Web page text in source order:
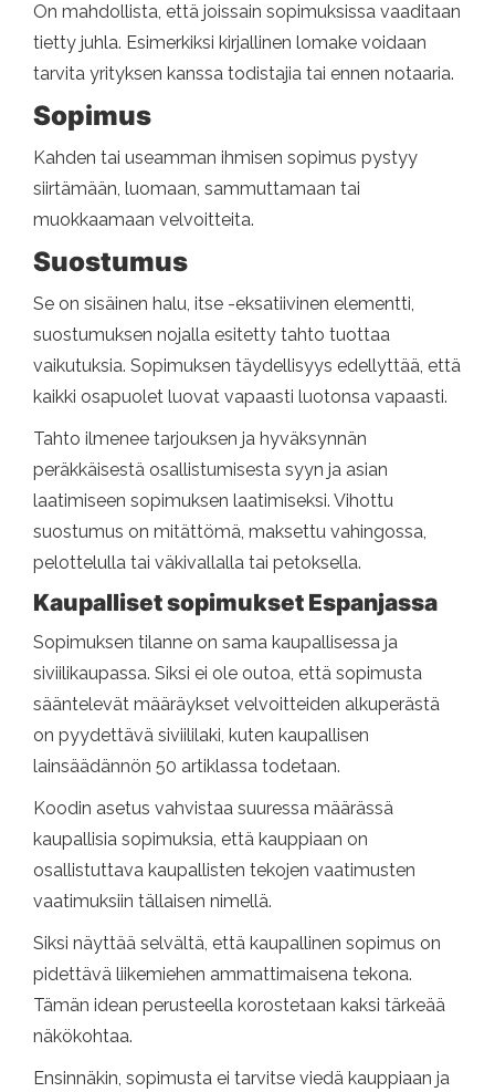
On mahdollista, että joissain sopimuksissa vaaditaan
tietty juhla. Esimerkiksi kirjallinen lomake voidaan
tarvita yrityksen kanssa todistajia tai ennen notaaria.
Sopimus
Kahden tai useamman ihmisen sopimus pystyy
siirtämään, luomaan, sammuttamaan tai
muokkaamaan velvoitteita.
Suostumus
Se on sisäinen halu, itse -eksatiivinen elementti,
suostumuksen nojalla esitetty tahto tuottaa
vaikutuksia. Sopimuksen täydellisyys edellyttää, että
kaikki osapuolet luovat vapaasti luotonsa vapaasti.
Tahto ilmenee tarjouksen ja hyväksynnän
peräkkäisestä osallistumisesta syyn ja asian
laatimiseen sopimuksen laatimiseksi. Vihottu
suostumus on mitättömä, maksettu vahingossa,
pelottelulla tai väkivallalla tai petoksella.
Kaupalliset sopimukset Espanjassa
Sopimuksen tilanne on sama kaupallisessa ja
siviilikaupassa. Siksi ei ole outoa, että sopimusta
sääntelevät määräykset velvoitteiden alkuperästä
on pyydettävä siviililaki, kuten kaupallisen
lainsäädännön 50 artiklassa todetaan.
Koodin asetus vahvistaa suuressa määrässä
kaupallisia sopimuksia, että kauppiaan on
osallistuttava kaupallisten tekojen vaatimusten
vaatimuksiin tällaisen nimellä.
Siksi näyttää selvältä, että kaupallinen sopimus on
pidettävä liikemiehen ammattimaisena tekona.
Tämän idean perusteella korostetaan kaksi tärkeää
näkökohtaa.
Ensinnäkin, sopimusta ei tarvitse viedä kauppiaan ja